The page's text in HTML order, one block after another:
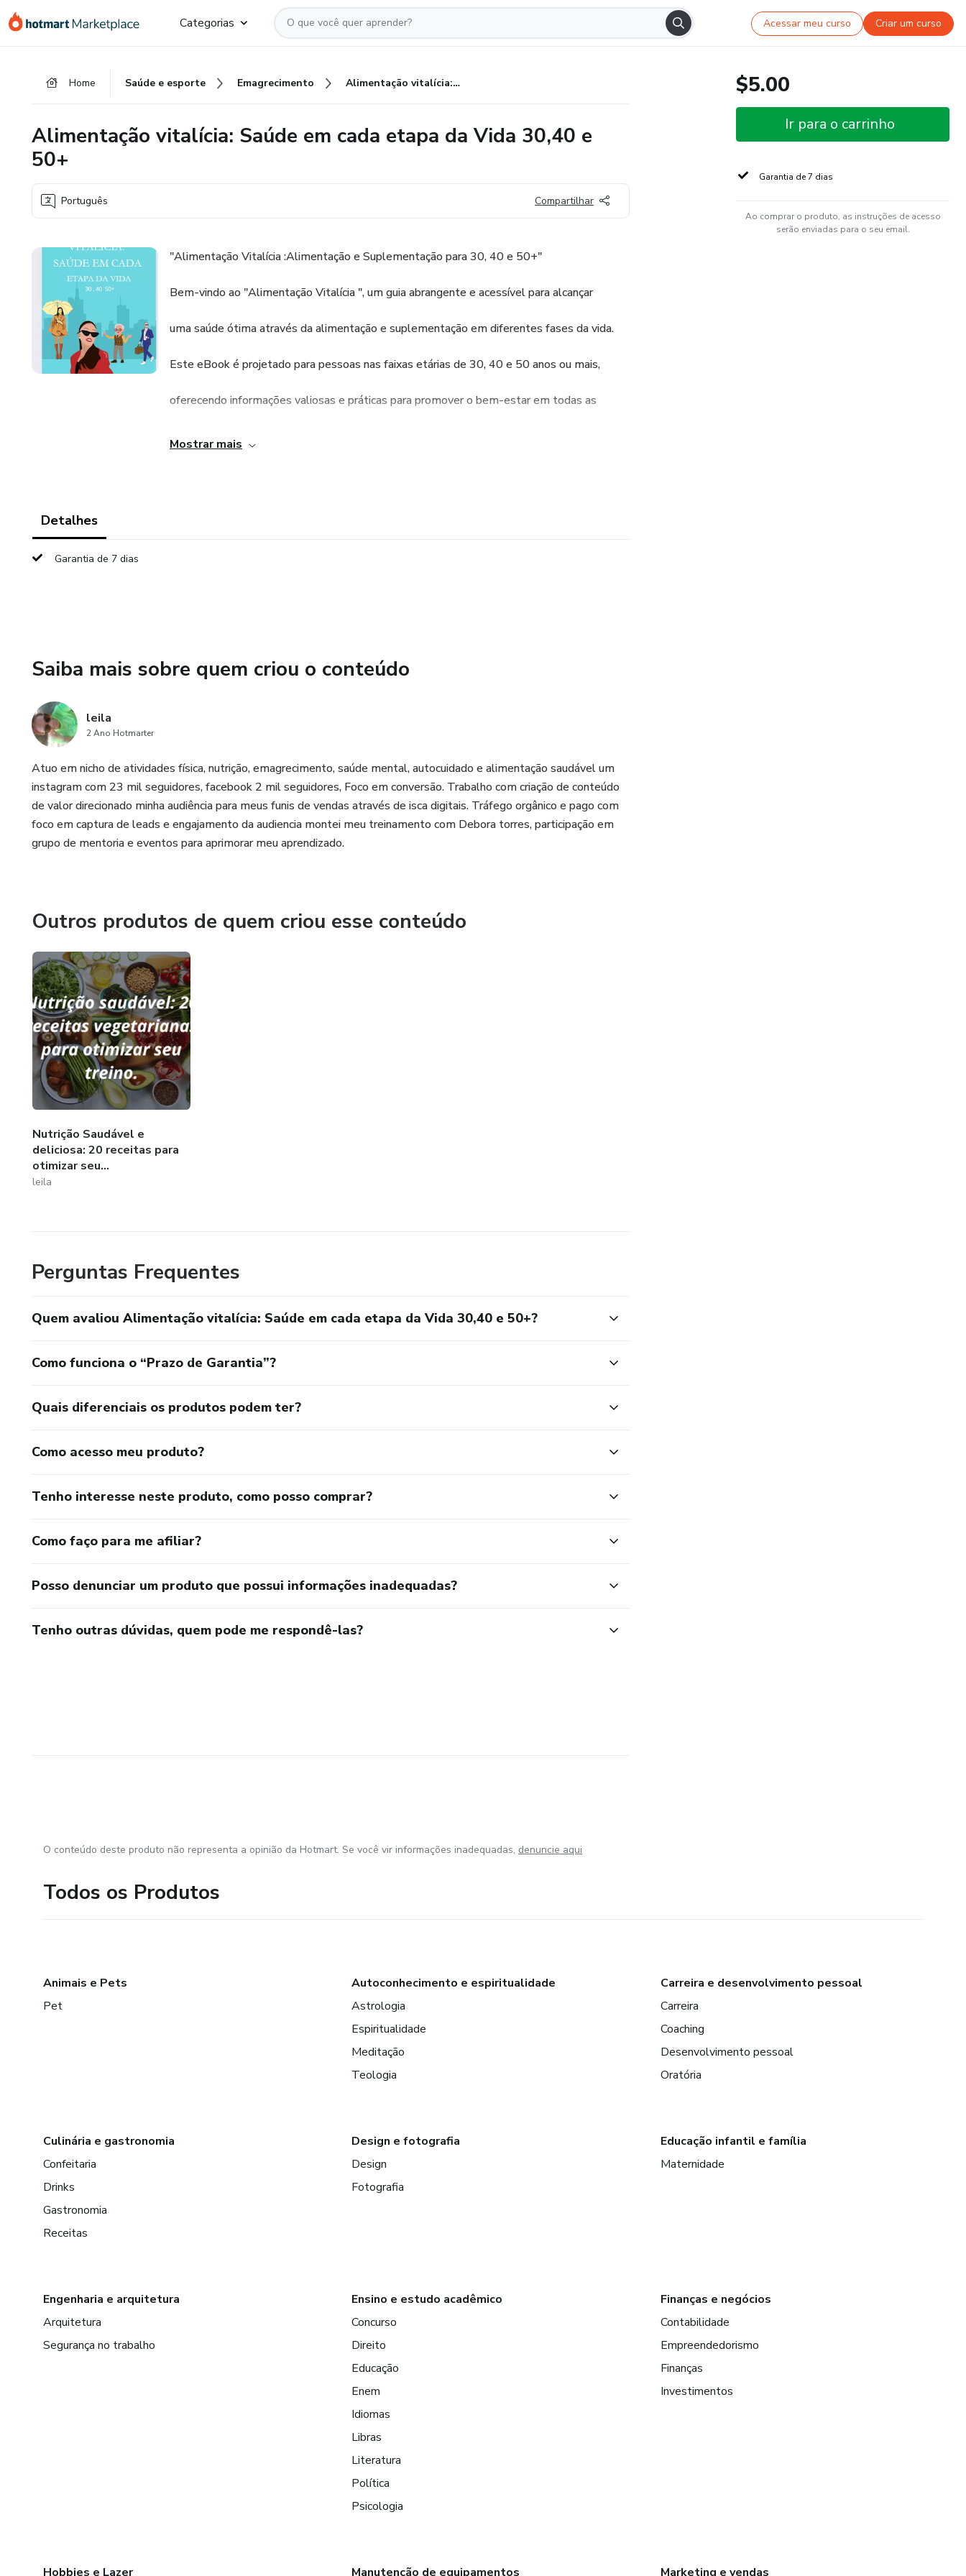
para
para
para
Categorias Acessar meu curso Criar um curso
Home Saúde e esporte Emagrecimento Alimentação vitalícia: Saúde em cada etapa da Vida 30,40 e 50+
Alimentação vitalícia: Saúde em cada etapa da Vida 30,40 e
50+
Português Compartilhar
"Alimentação Vitalícia :Alimentação e Suplementação para 30, 40 e 50+"
Bem-vindo ao "Alimentação Vitalícia ", um guia abrangente e acessível para alcançar
uma saúde ótima através da alimentação e suplementação em diferentes fases da vida.
Este eBook é projetado para pessoas nas faixas etárias de 30, 40 e 50 anos ou mais,
oferecendo informações valiosas e práticas para promover o bem-estar em todas as
etapas do envelhecimento.
Mostrar mais
Detalhes
Garantia de 7 dias
Saiba mais sobre quem criou o conteúdo
leila
2 Ano Hotmarter
Atuo em nicho de atividades física, nutrição, emagrecimento, saúde mental, autocuidado e alimentação saudável um
instagram com 23 mil seguidores, facebook 2 mil seguidores, Foco em conversão. Trabalho com criação de conteúdo
de valor direcionado minha audiência para meus funis de vendas através de isca digitais. Tráfego orgânico e pago com
foco em captura de leads e engajamento da audiencia montei meu treinamento com Debora torres, participação em
grupo de mentoria e eventos para aprimorar meu aprendizado.
Outros produtos de quem criou esse conteúdo
Nutrição Saudável e
deliciosa: 20 receitas para
otimizar seu...
leila
Perguntas Frequentes
Quem avaliou Alimentação vitalícia: Saúde em cada etapa da Vida 30,40 e 50+?
Como funciona o “Prazo de Garantia”?
Quais diferenciais os produtos podem ter?
Como acesso meu produto?
Tenho interesse neste produto, como posso comprar?
Como faço para me afiliar?
Posso denunciar um produto que possui informações inadequadas?
Tenho outras dúvidas, quem pode me respondê-las?
$5.00
Ir para o carrinho
Garantia de 7 dias
Ao comprar o produto, as instruções de acesso
serão enviadas para o seu email.
O conteúdo deste produto não representa a opinião da Hotmart. Se você vir informações inadequadas, denuncie aqui
Todos os Produtos
Animais e Pets
Pet
Autoconhecimento e espiritualidade
Astrologia
Espiritualidade
Meditação
Teologia
Carreira e desenvolvimento pessoal
Carreira
Coaching
Desenvolvimento pessoal
Oratória
Culinária e gastronomia
Confeitaria
Drinks
Gastronomia
Receitas
Design e fotografia
Design
Fotografia
Educação infantil e família
Maternidade
Engenharia e arquitetura
Arquitetura
Segurança no trabalho
Ensino e estudo acadêmico
Concurso
Direito
Educação
Enem
Idiomas
Libras
Literatura
Política
Psicologia
Finanças e negócios
Contabilidade
Empreendedorismo
Finanças
Investimentos
Hobbies e Lazer Manutenção de equipamentos Marketing e vendas